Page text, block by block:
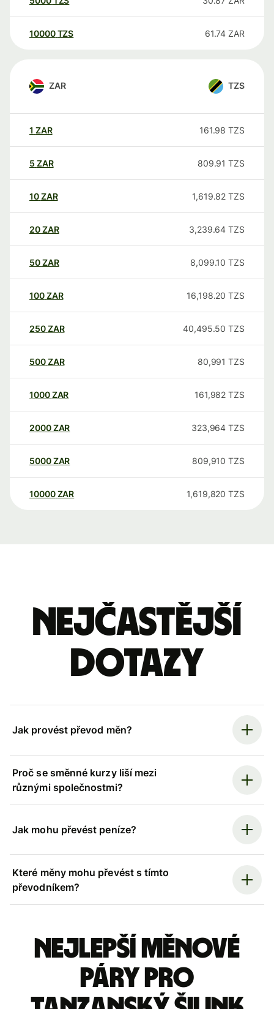
10000 TZS 61.74 ZAR
ZAR TZS
1 ZAR 161.98 TZS
5 ZAR 809.91 TZS
10ZAR 1,619.82 TZS
20ZAR 3,239.64 TZS
50ZAR 8,099.10 TZS
100ZAR 16,198.20 TZS
250ZAR 40,495.50 TZS
500ZAR 80,991 TZS
1000ZAR 161,982 TZS
2000ZAR 323,964 TZS
5000ZAR 809,910 TZS
10000 ZAR 1,619,820 TZS
Nejčastější
dotazy
Jak provést převod měn?
Proč se směnné kurzy liší mezi
různými společnostmi?
Jak mohu převést peníze?
Které měny mohu převést s tímto
převodníkem?
Nejlepší měnové
páry pro